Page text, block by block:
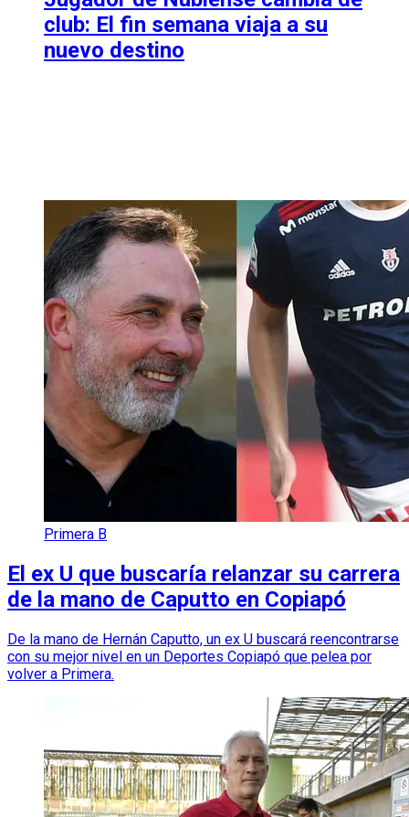
club: El fin semana viaja a su
nuevo destino
Primera B
El ex U que buscaría relanzar su carrera
de la mano de Caputto en Copiapó
De la mano de Hernán Caputto, un ex U buscará reencontrarse
con su mejor nivel en un Deportes Copiapó que pelea por
volver a Primera.